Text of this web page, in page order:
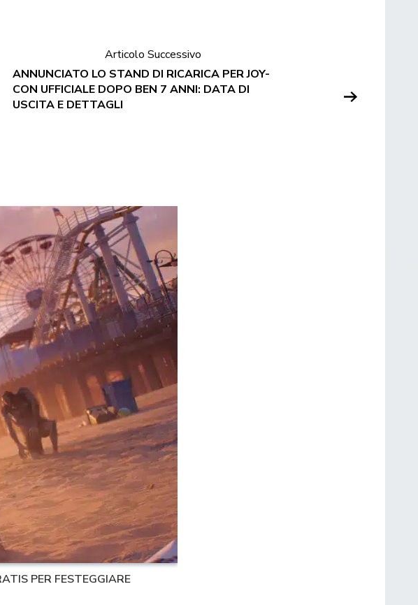
Articolo Successivo
ANNUNCIATO LO STAND DI RICARICA PER JOY-
CON UFFICIALE DOPO BEN 7 ANNI: DATA DI
USCITA E DETTAGLI
PER FESTEGGIARE